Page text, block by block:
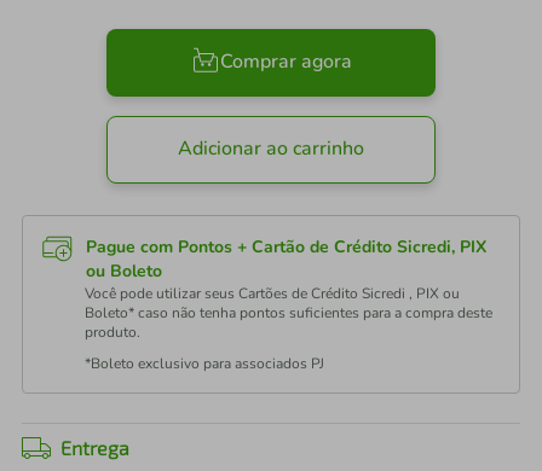
Comprar agora
Adicionar ao carrinho
Pague com Pontos + Cartão de Crédito Sicredi, PIX
ou Boleto
Você pode utilizar seus Cartões de Crédito Sicredi , PIX ou
Boleto* caso não tenha pontos suficientes para a compra deste
produto.
*Boleto exclusivo para associados PJ
Entrega